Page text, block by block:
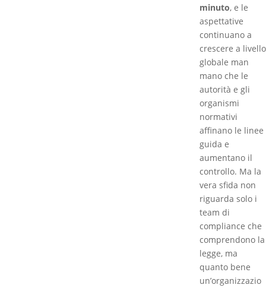
minuto, e le
aspettative
continuano a
crescere a livello
globale man
mano che le
autorità e gli
organismi
normativi
affinano le linee
guida e
aumentano il
controllo. Ma la
vera sfida non
riguarda solo i
team di
compliance che
comprendono la
legge, ma
quanto bene
un’organizzazio